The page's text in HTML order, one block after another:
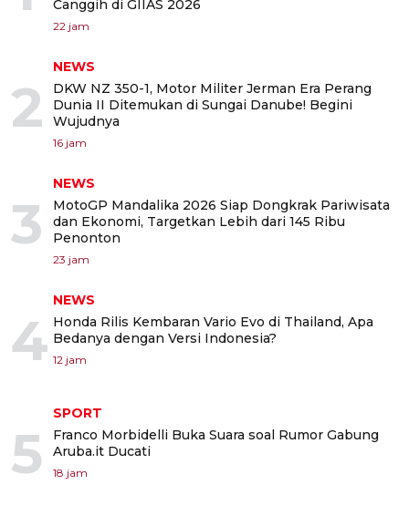
Canggih di GIIAS 2026
22 jam
2
NEWS
DKW NZ 350-1, Motor Militer Jerman Era Perang
Dunia II Ditemukan di Sungai Danube! Begini
Wujudnya
16 jam
3
NEWS
MotoGP Mandalika 2026 Siap Dongkrak Pariwisata
dan Ekonomi, Targetkan Lebih dari 145 Ribu
Penonton
23 jam
4
NEWS
Honda Rilis Kembaran Vario Evo di Thailand, Apa
Bedanya dengan Versi Indonesia?
12 jam
5
SPORT
Franco Morbidelli Buka Suara soal Rumor Gabung
Aruba.it Ducati
18 jam